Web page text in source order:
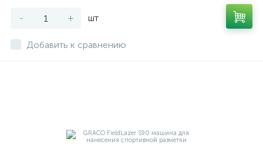
- + шт
Добавить к сравнению